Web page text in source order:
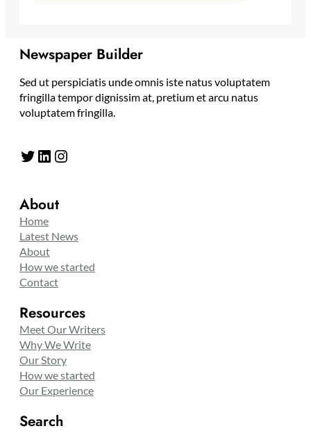
Newspaper Builder
Sed ut perspiciatis unde omnis iste natus voluptatem
fringilla tempor dignissim at, pretium et arcu natus
voluptatem fringilla.
Twitter LinkedIn Instagram
About
Home
Latest News
About
How we started
Contact
Resources
Meet Our Writers
Why We Write
Our Story
How we started
Our Experience
Search